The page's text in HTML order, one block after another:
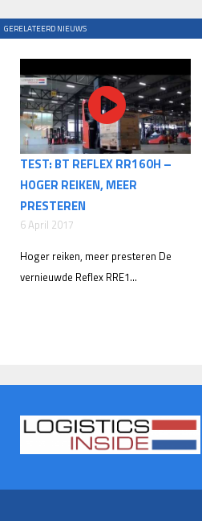
GERELATEERD NIEUWS
TEST: BT REFLEX RR160H –
HOGER REIKEN, MEER
PRESTEREN
6 April 2017
Hoger reiken, meer presteren De
vernieuwde Reflex RRE1...